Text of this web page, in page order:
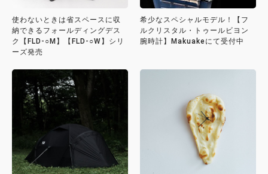
使わないときは省スペースに収
納できるフォールディングデス
ク【FLD-○M】【FLD-○W】シリ
ーズ発売
希少なスペシャルモデル！【フ
ルクリスタル・トゥールビヨン
腕時計】Makuakeにて受付中